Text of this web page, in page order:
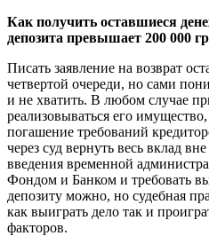
Как получить оставшиеся
депозита превышает 200 000
Писать заявление на возврат
четвертой очереди, но сами
и не хватить. В любом случае
реализовываться его
погашение требований
через суд вернуть весь вклад
введения временной
Фондом и Банком и требовать
депозиту можно, но судебная
как выиграть дело так и
факторов.